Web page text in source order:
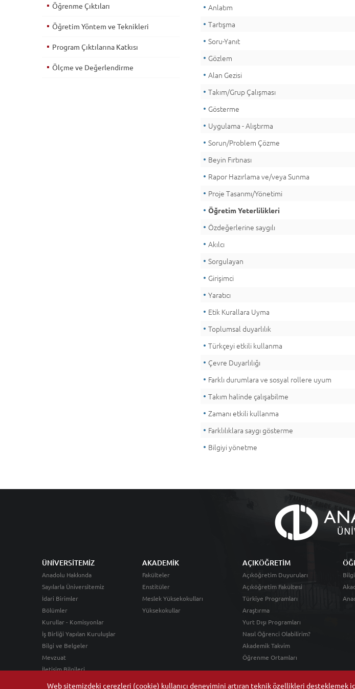
Anlatım
Tartışma
Soru-Yanıt
Gözlem
Alan Gezisi
Takım/Grup Çalışması
Gösterme
Uygulama - Alıştırma
Sorun/Problem Çözme
Beyin Fırtınası
Rapor Hazırlama ve/veya Sunma
Proje Tasarımı/Yönetimi
Öğretim Yeterlilikleri
Özdeğerlerine saygılı
Akılcı
Sorgulayan
Girişimci
Yaratıcı
Etik Kurallara Uyma
Toplumsal duyarlılık
Türkçeyi etkili kullanma
Çevre Duyarlılığı
Farklı durumlara ve sosyal rollere uyum
Takım halinde çalışabilme
Zamanı etkili kullanma
Farklılıklara saygı gösterme
Bilgiyi yönetme
Öğrenme Çıktıları
Öğretim Yöntem ve Teknikleri
Program Çıktılarına Katkısı
Ölçme ve Değerlendirme
Web sitemizdeki çerezleri (cookie) kullanıcı deneyimini artıran teknik özellikleri desteklemek
ÜNİVERSİTEMİZ
Anadolu Hakkında
Sayılarla Üniversitemiz
İdari Birimler
Bölümler
Kurullar - Komisyonlar
İş Birliği Yapılan Kuruluşlar
Bilgi ve Belgeler
Mevzuat
İletişim Bilgileri
AKADEMİK
Fakülteler
Enstitüler
Meslek Yüksekokulları
Yüksekokullar
AÇIKÖĞRETİM
Açıköğretim Duyuruları
Açıköğretim Fakültesi
Türkiye Programları
Araştırma
Yurt Dışı Programları
Nasıl Öğrenci Olabilirim?
Akademik Takvim
Öğrenme Ortamları